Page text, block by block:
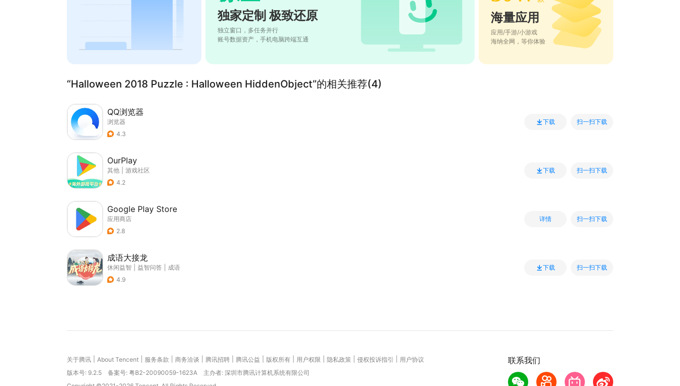
独家定制 极致还原
独立窗口，多任务并行
账号数据资产，手机电脑跨端互通
海量应用
应用/手游/小游戏
海纳全网，等你体验
“Halloween 2018 Puzzle : Halloween HiddenObject”的相关推荐(4)
QQ浏览器
浏览器
4.3
下载 扫一扫下载
OurPlay
其他
游戏社区
4.2
下载 扫一扫下载
Google Play Store
应用商店
2.8
详情 扫一扫下载
成语大接龙
休闲益智 益智问答
成语
4.9
下载 扫一扫下载
联系我们
关于腾讯 About Tencent 服务条款 商务洽谈 腾讯招聘 腾讯公益 版权所有 用户权限 隐私政策 侵权投诉指引
用户协议
版本号: 9.2.5 备案号: 粤B2-20090059-1623A
主办者: 深圳市腾讯计算机系统有限公司